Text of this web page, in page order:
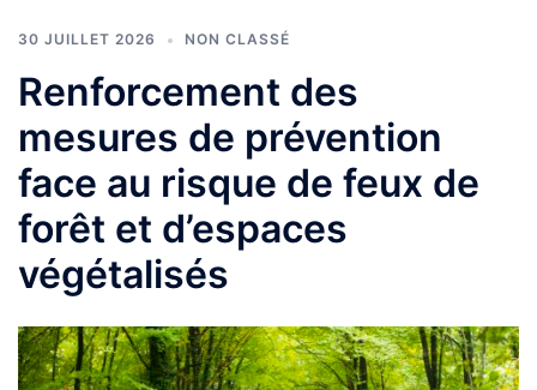
30 JUILLET 2026 NON CLASSÉ
Renforcement des
mesures de prévention
face au risque de feux de
forêt et d’espaces
végétalisés